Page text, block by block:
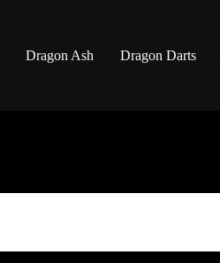
Dragon Ash Dragon Darts